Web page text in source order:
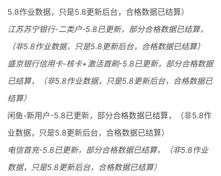
5.8作业数据，只是5.8更新后台，合格数据已结算）
江苏苏宁银行-二类户-5.8已更新，部分合格数据已结算，
（非5.8作业数据，只是5.8更新后台，合格数据已结算）
盛京银行信用卡-核卡+激活首刷-5.8已更新，部分合格数据
已结算，（非5.8作业数据，只是5.8更新后台，合格数据已
结算）
闲鱼-新用户-5.8已更新，部分合格数据已结算，（非5.8作
业数据，只是5.8更新后台，合格数据已结算）
电信首充-5.8已更新，部分合格数据已结算，（非5.8作业
数据，只是5.8更新后台，合格数据已结算）